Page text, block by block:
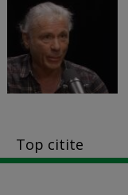
Top citite